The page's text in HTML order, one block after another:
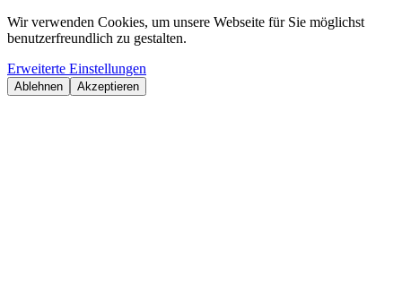
Wir verwenden Cookies, um unsere Webseite für Sie möglichst
benutzerfreundlich zu gestalten.
Erweiterte Einstellungen
Ablehnen Akzeptieren